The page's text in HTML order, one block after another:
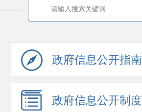
政府信息公开指南
政府信息公开制度